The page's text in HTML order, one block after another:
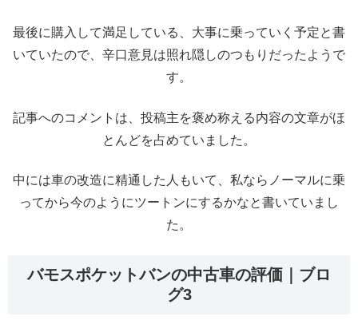
最後に購入して満足している、大事に乗っていく予定と書
いていたので、辛口意見は照れ隠しのつもりだったようで
す。
記事へのコメントは、投稿主を褒め称える内容の文章がほ
とんどを占めていました。
中には車の改造に精通した人もいて、私ならノーマルに乗
ってから今のようにツートンにするかなと書いていまし
た。
バモスポケットバンの中古車の評価｜ブロ
グ3